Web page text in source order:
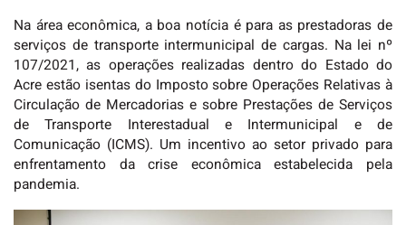
Na área econômica, a boa notícia é para as prestadoras de
serviços de transporte intermunicipal de cargas. Na lei nº
107/2021, as operações realizadas dentro do Estado do
Acre estão isentas do Imposto sobre Operações Relativas à
Circulação de Mercadorias e sobre Prestações de Serviços
de Transporte Interestadual e Intermunicipal e de
Comunicação (ICMS). Um incentivo ao setor privado para
enfrentamento da crise econômica estabelecida pela
pandemia.